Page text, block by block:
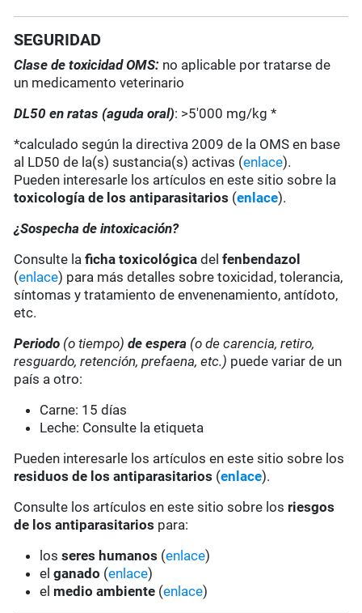
SEGURIDAD
Clase de toxicidad OMS: no aplicable por tratarse de
un medicamento veterinario
DL50 en ratas (aguda oral): >5'000 mg/kg *
*calculado según la directiva 2009 de la OMS en base
al LD50 de la(s) sustancia(s) activas (enlace).
Pueden interesarle los artículos en este sitio sobre la
toxicología de los antiparasitarios (enlace).
¿Sospecha de intoxicación?
Consulte laficha toxicológica delfenbendazol
(enlace) para más detalles sobre toxicidad, tolerancia,
síntomas y tratamiento de envenenamiento, antídoto,
etc.
Periodo (o tiempo) de espera (o de carencia, retiro,
resguardo, retención, prefaena, etc.) puede variar de un
país a otro:
Carne: 15 días
Leche: Consulte la etiqueta
Pueden interesarle los artículos en este sitio sobre los
residuos de los antiparasitarios (enlace).
Consulte los artículos en este sitio sobre los riesgos
de los antiparasitarios para:
losseres humanos (enlace)
elganado (enlace)
el medio ambiente (enlace)